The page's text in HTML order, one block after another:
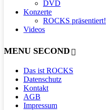
DVD
Konzerte
ROCKS präsentiert!
Videos
MENU SECOND
Das ist ROCKS
Datenschutz
Kontakt
AGB
Impressum